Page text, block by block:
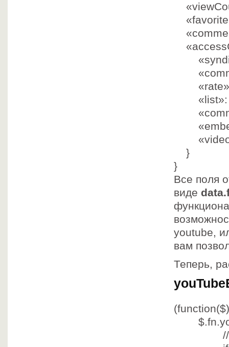
«rate»
«list»
}
}
Все поля
виде data.
youtube,
вам
Теперь,
(function